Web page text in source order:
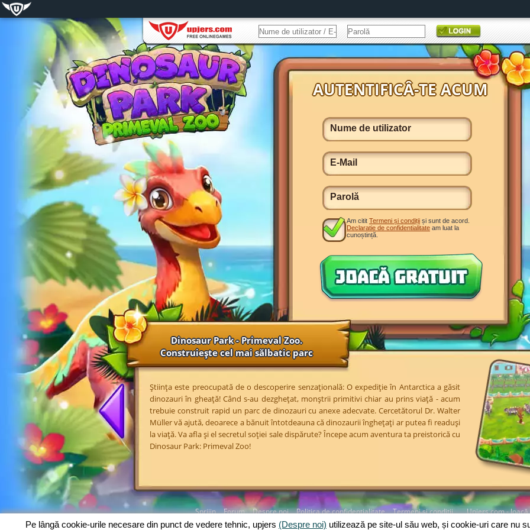
Sprijin Forum Despre noi Politica de confidențialitate Termeni și condiții Upjers.com -
Gestionarea cookie-urilor
Dinosaur Park - Primeval Zoo.
Construiește cel mai sălbatic parc
Știința este preocupată de o descoperire senzațională: O expediție în Antarctica a găsit
dinozauri în gheață! Când s-au dezghețat, monștrii primitivi chiar au prins viață - acum
trebuie construit rapid un parc de dinozauri cu anexe adecvate. Cercetătorul Dr. Walter
Müller vă ajută, deoarece a bănuit întotdeauna că dinozaurii înghețați ar putea fi readuși
la viață. Va afla și el secretul soției sale dispărute? Începe acum aventura ta preistorică cu
Dinosaur Park: Primeval Zoo!
Am citit Termeni și condiții și sunt de acord.
Declaratie de confidentialitate am luat la
cunoștință.
Pe lângă cookie-urile necesare din punct de vedere tehnic, upjers (Despre noi) utilizează pe site-ul său web, și cookie-uri care nu